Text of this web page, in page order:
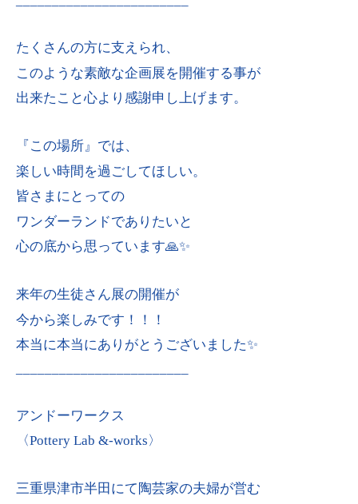
たくさんの方に支えられ、
このような素敵な企画展を開催する事が
出来たこと心より感謝申し上げます。
『この場所』では、
楽しい時間を過ごしてほしい。
皆さまにとっての
ワンダーランドでありたいと
心の底から思っています🙏✨
来年の生徒さん展の開催が
今から楽しみです！！！
本当に本当にありがとうございました✨
アンドーワークス
〈Pottery Lab &-works〉
三重県津市半田にて陶芸家の夫婦が営む